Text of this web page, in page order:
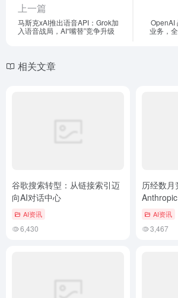
上一篇
马斯克xAI推出语音API：Grok加
入语音战局，AI“嘴替”竞争升级
OpenAI
业务，
相关文章
谷歌搜索转型：从链接索引迈
向AI对话中心
AI资讯
6,430
历经数月
全模型
AI资讯
3,467